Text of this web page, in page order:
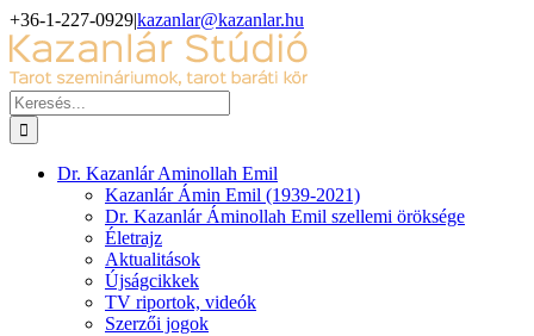
Kihagyás
+36-1-227-0929|kazanlar@kazanlar.hu
Facebook
YouTube
Keresés...
Dr. Kazanlár Aminollah Emil
Kazanlár Ámin Emil (1939-2021)
Dr. Kazanlár Áminollah Emil szellemi öröksége
Életrajz
Aktualitások
Újságcikkek
TV riportok, videók
Szerzői jogok